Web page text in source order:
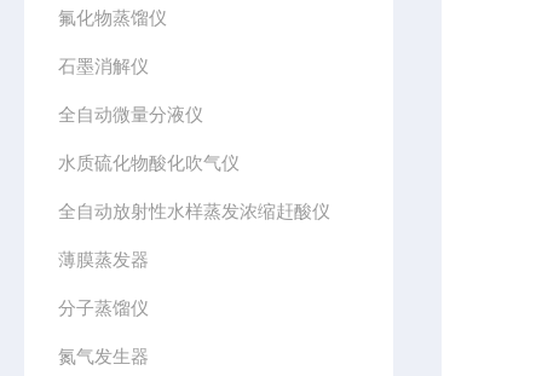
氟化物蒸馏仪
石墨消解仪
全自动微量分液仪
水质硫化物酸化吹气仪
全自动放射性水样蒸发浓缩赶酸仪
薄膜蒸发器
分子蒸馏仪
氮气发生器